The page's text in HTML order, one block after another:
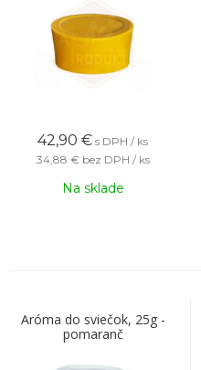
42,90 € s DPH / ks
34,88 € bez DPH / ks
Na sklade
Aróma do sviečok, 25g -
pomaranč